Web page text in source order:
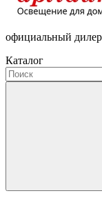
официальный
Каталог